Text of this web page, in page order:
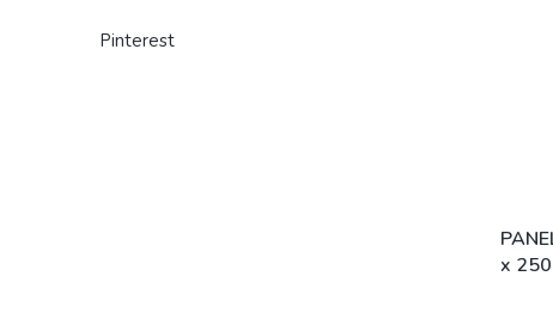
Pinterest
x